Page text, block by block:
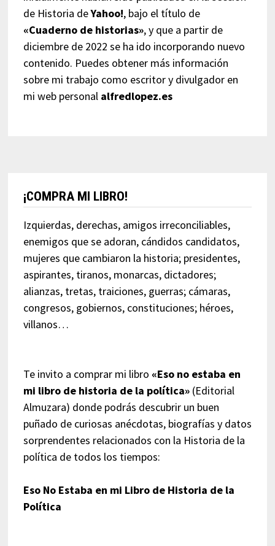
de Historia deYahoo!, bajo el título de
«Cuaderno de historias», y que a partir de
diciembre de 2022 se ha ido incorporando nuevo
contenido. Puedes obtener más información
sobre mi trabajo como escritor y divulgador en
mi web personal alfredlopez.es
¡COMPRA MI LIBRO!
Izquierdas, derechas, amigos irreconciliables,
enemigos que se adoran, cándidos candidatos,
mujeres que cambiaron la historia; presidentes,
aspirantes, tiranos, monarcas, dictadores;
alianzas, tretas, traiciones, guerras; cámaras,
congresos, gobiernos, constituciones; héroes,
villanos…
Te invito a comprar mi libro «Eso no estaba en
mi libro de historia de la política»(Editorial
Almuzara) donde podrás descubrir un buen
puñado de curiosas anécdotas, biografías y datos
sorprendentes relacionados con la Historia de la
política de todos los tiempos:
Eso No Estaba en mi Libro de Historia de la
Política